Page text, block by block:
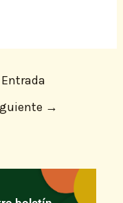
Entrada
→